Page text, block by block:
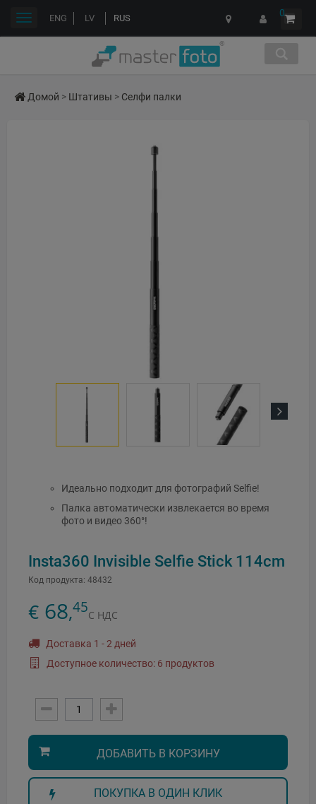
ENG LV RUS 0
Переключить
Домой > Штативы > Селфи палки
Идеально подходит для фотографий Selfie!
Палка автоматически извлекается во время
фото и видео 360°!
Insta360 Invisible Selfie Stick 114cm
Код продукта: 48432
€ 68,45С НДС
Доставка 1 - 2 дней
Доступное количество: 6 продуктов
ДОБАВИТЬ В КОРЗИНУ
ПОКУПКА В ОДИН КЛИК